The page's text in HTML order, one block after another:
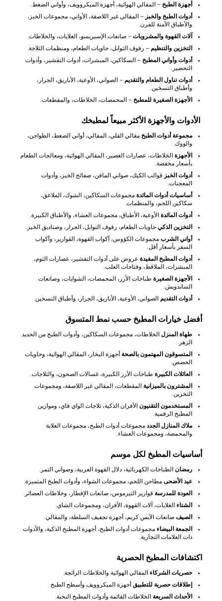
أجهزة الطبخ – المقالي الهوائية، أجهزة الميكروويف، وأواني الضغط.
أدوات الطبخ والخبز – المقالي غير اللاصقة، الأواني، مجموعات الخبز،
والأطباق الآمنة للفرن.
آلات القهوة والمشروبات – صانعات الإسبريسو، الغلايات، والخلاطات.
التخزين والتنظيم – رفوف التوابل، حاويات الطعام، ومنظمات الثلاجة.
أدوات وأواني المطبخ – السكاكين، المبشرات، أدوات التقشير، وأدوات
التحضير.
أدوات تناول الطعام والتقديم – الصواني، الأوعية، الأباريق، الجرار،
وأطباق التسخين.
الأجهزة الصغيرة للمطبخ – المحمصات، الخلاطات، والمقطعات.
الأدوات والأجهزة الأكثر مبيعاً لمطبخك
مجموعة أدوات الطبخ مقالي القلي، المقالي، أواني الضغط، الطواجن،
والووك.
الأجهزة الخلاطات، عصارات العصير، المقالي الهوائية، ومعالجات الطعام
بأسعار مخفضة.
أدوات الخبز قوالب الكيك، صواني المافن، صفائح الخبز، وأدوات
المعجنات.
أساسيات أدوات المائدة مجموعات السكاكين، الشوك، الملاعق،
سكاكين اللحم، والمنظمات.
أدوات المائدة الأوعية، الأطباق، مجموعات العشاء، والأطباق الكبيرة.
التخزين الذكي حاويات الطعام، رفوف التوابل، الجرار، وصناديق الخبز.
أواني الشرب مجموعات الكؤوس، أكواب القهوة، القوارير، وأكواب
السفر بأسعار أقل.
أدوات المطبخ المفيدة عروض على أدوات التقشير، عصارات الثوم،
المبشرات، الملاقط، وفتاحات العلب.
الأجهزة الصغيرة طباخات الأرز، المحمصات، الشوايات، وصانعات
الساندويش.
أدوات التقديم الصواني، الأوعية، الأباريق، الجرار، وأطباق التسخين.
أفضل خيارات المطبخ حسب نمط المتسوق
طهاة المنزل الخلاطات، مجموعات السكاكين، وأدوات الطبخ من الحديد
الزهر.
المتسوقون المهتمون بالصحة أجهزة البخار، المقالي الهوائية، وحاويات
الحصص.
العائلات الكبيرة طباخات الأرز الكبيرة، غسالات الصحون، والثلاجات.
المشترون بالميزانية المقطعات، المقالي غير اللاصقة، ومجموعات
التخزين.
المستخدمون التقنيون الأفران الذكية، ثلاجات الواي فاي، وموازين
المطبخ الرقمية.
ملاك المنازل الجدد مجموعات أدوات الطبخ، مجموعات الغلاية
والمحمصة، ومجموعات العشاء.
أساسيات المطبخ لكل موسم
رمضان الطباخات الكهربائية، دلال القهوة العربية، وصواني التمر.
عيد الأضحى مطاحن اللحم، مجموعات الشواء، وأدوات الطبخ المتميزة.
العودة للمدرسة قوارير الثيرموس، صانعات الإفطار، وخلاطات العصائر.
الشتاء الغلايات، آلات القهوة، الأفران، ومجموعات الشاي.
الصيف صانعات الآيس كريم، أجهزة تجفيف السلطة، والمقالي.
الجمعة البيضاء مجموعات أدوات الطبخ، أجهزة المطبخ الذكية، والأدوات
ذات العلامات التجارية.
اكتشافات المطبخ الحصرية
حصريات الشركاء المقالي الهوائية والخلاطات الرائجة.
إطلاقات حصرية للتطبيق أجهزة الميكروويف وأسطح الطبخ.
الأحداث السريعة الخلاطات القائمة وأدوات المطبخ النخبة.